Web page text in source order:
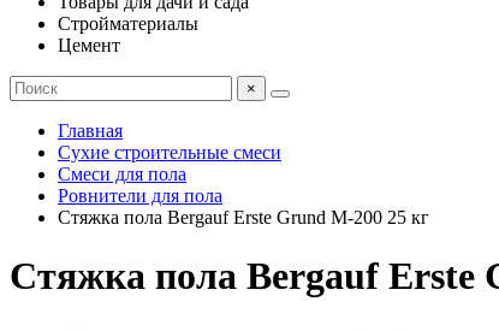
Стройматериалы
Цемент
×
Главная
Сухие строительные смеси
Смеси для пола
Ровнители для пола
Стяжка пола Bergauf Erste Grund М-200 25 кг
Стяжка пола Bergauf Erste